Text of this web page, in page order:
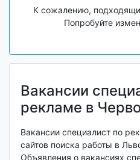
К сожалению,
Попробуйте
Вакансии
рекламе в
Вакансии специалист по
сайтов поиска работы в
Объявления о вакансиях